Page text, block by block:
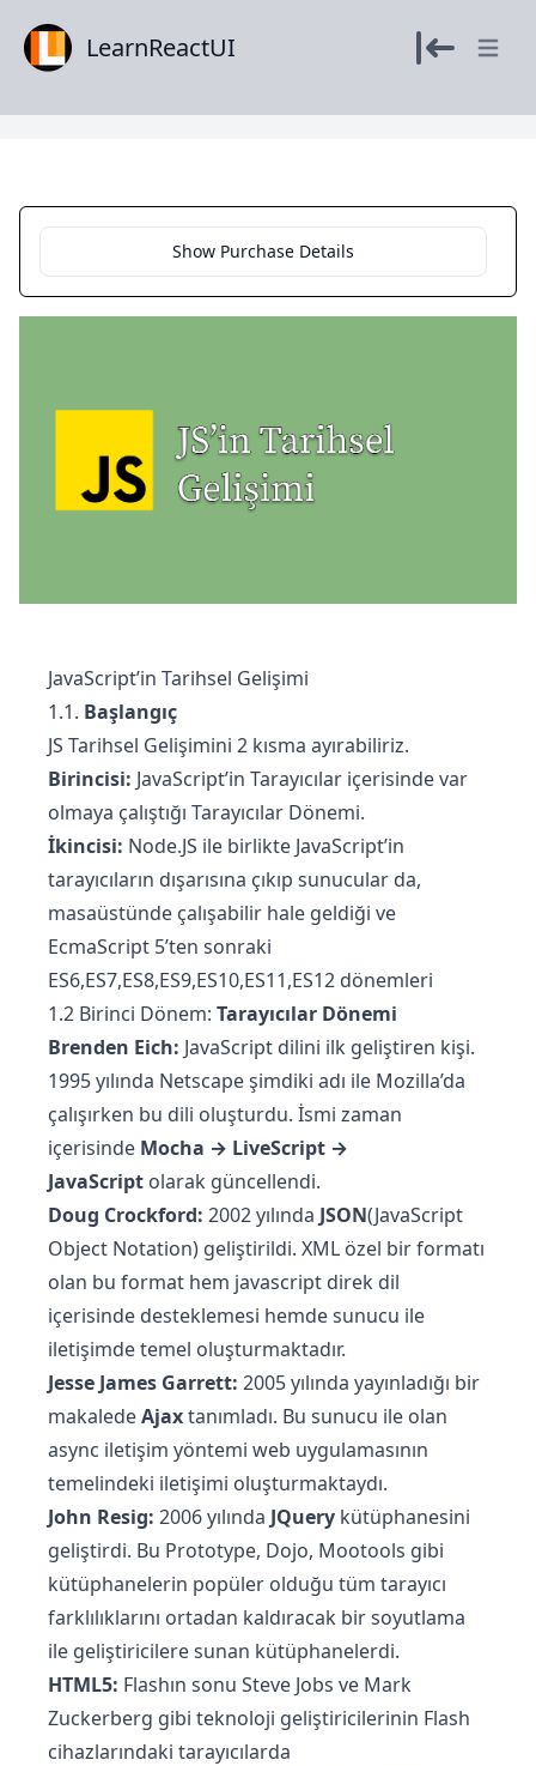
LearnReactUI Open
Show Purchase Details
JavaScript’in Tarihsel Gelişimi
1.1. Başlangıç
JS Tarihsel Gelişimini 2 kısma ayırabiliriz.
Birincisi: JavaScript’in Tarayıcılar içerisinde var
olmaya çalıştığı Tarayıcılar Dönemi.
İkincisi: Node.JS ile birlikte JavaScript’in
tarayıcıların dışarısına çıkıp sunucular da,
masaüstünde çalışabilir hale geldiği ve
EcmaScript 5’ten sonraki
ES6,ES7,ES8,ES9,ES10,ES11,ES12 dönemleri
1.2 Birinci Dönem: Tarayıcılar Dönemi
Brenden Eich: JavaScript dilini ilk geliştiren kişi.
1995 yılında Netscape şimdiki adı ile Mozilla’da
çalışırken bu dili oluşturdu. İsmi zaman
içerisinde Mocha → LiveScript →
JavaScript olarak güncellendi.
Doug Crockford: 2002 yılında JSON(JavaScript
Object Notation) geliştirildi. XML özel bir formatı
olan bu format hem javascript direk dil
içerisinde desteklemesi hemde sunucu ile
iletişimde temel oluşturmaktadır.
Jesse James Garrett: 2005 yılında yayınladığı bir
makaledeAjaxtanımladı. Bu sunucu ile olan
async iletişim yöntemi web uygulamasının
temelindeki iletişimi oluşturmaktaydı.
John Resig: 2006 yılında JQuery kütüphanesini
geliştirdi. Bu Prototype, Dojo, Mootools gibi
kütüphanelerin popüler olduğu tüm tarayıcı
farklılıklarını ortadan kaldıracak bir soyutlama
ile geliştiricilere sunan kütüphanelerdi.
HTML5: Flashın sonu Steve Jobs ve Mark
Zuckerberg gibi teknoloji geliştiricilerinin Flash
cihazlarındaki tarayıcılarda